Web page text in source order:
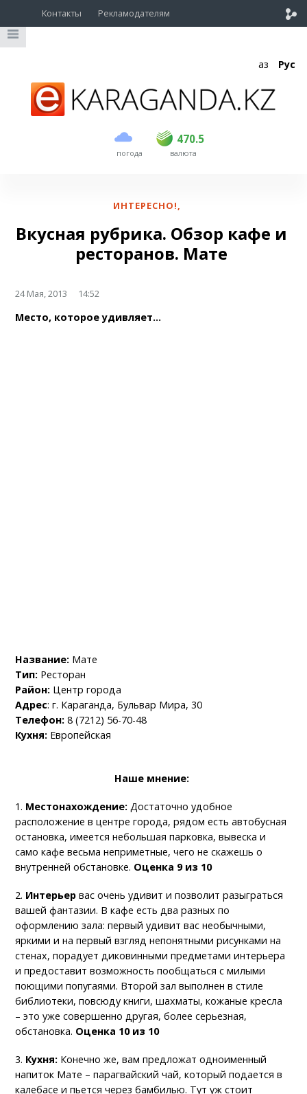
Контакты Рекламодателям
Қаз Рус
погода
470.5
USD 469 470.5
EUR валюта
ИНТЕРЕСНО!,
Вкусная рубрика. Обзор кафе и
ресторанов. Мате
24 Мая, 2013 14:52
Место, которое удивляет...
Название: Мате
Тип: Ресторан
Район: Центр города
Адрес: г. Караганда, Бульвар Мира, 30
Телефон: 8 (7212) 56-70-48
Кухня: Европейская
Наше мнение:
1. Местонахождение: Достаточно удобное
расположение в центре города, рядом есть автобусная
остановка, имеется небольшая парковка, вывеска и
само кафе весьма неприметные, чего не скажешь о
внутренней обстановке. Оценка 9 из 10
2. Интерьер вас очень удивит и позволит разыграться
вашей фантазии. В кафе есть два разных по
оформлению зала: первый удивит вас необычными,
яркими и на первый взгляд непонятными рисунками на
стенах, порадует диковинными предметами интерьера
и предоставит возможность пообщаться с милыми
поющими попугаями. Второй зал выполнен в стиле
библиотеки, повсюду книги, шахматы, кожаные кресла
– это уже совершенно другая, более серьезная,
обстановка. Оценка 10 из 10
3. Кухня: Конечно же, вам предложат одноименный
напиток Мате – парагвайский чай, который подается в
калебасе и пьется через бамбилью. Тут уж стоит